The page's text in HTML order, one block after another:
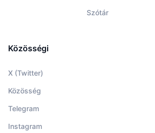
Szótár
Közösségi
X (Twitter)
Közösség
Telegram
Instagram